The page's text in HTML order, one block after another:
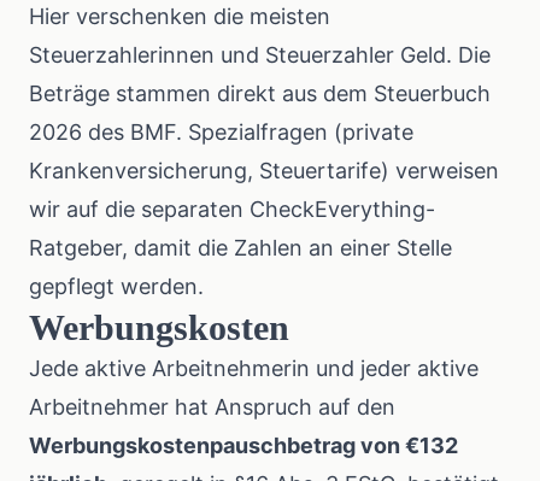
Hier verschenken die meisten
Steuerzahlerinnen und Steuerzahler Geld. Die
Beträge stammen direkt aus dem Steuerbuch
2026 des BMF. Spezialfragen (private
Krankenversicherung, Steuertarife) verweisen
wir auf die separaten CheckEverything-
Ratgeber, damit die Zahlen an einer Stelle
gepflegt werden.
Werbungskosten
Jede aktive Arbeitnehmerin und jeder aktive
Arbeitnehmer hat Anspruch auf den
Werbungskostenpauschbetrag von €132